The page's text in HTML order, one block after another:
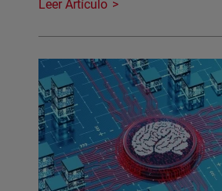
Leer Artículo